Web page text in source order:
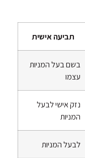
תביעה אישית
בשם בעל המניות
עצמו
נזק אישי לבעל
המניות
לבעל המניות